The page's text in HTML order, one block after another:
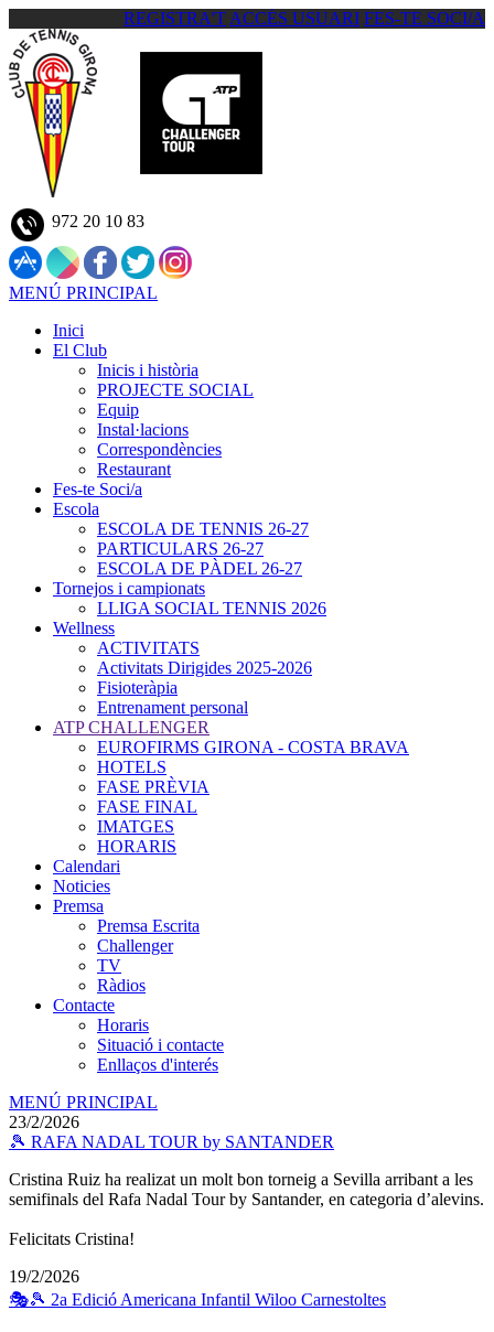
REGISTRA'T ACCÉS USUARI FES-TE SOCI/A
972 20 10 83
MENÚ PRINCIPAL
Inici
El Club
Inicis i història
PROJECTE SOCIAL
Equip
Instal·lacions
Correspondències
Restaurant
Fes-te Soci/a
Escola
ESCOLA DE TENNIS 26-27
PARTICULARS 26-27
ESCOLA DE PÀDEL 26-27
Tornejos i campionats
LLIGA SOCIAL TENNIS 2026
Wellness
ACTIVITATS
Activitats Dirigides 2025-2026
Fisioteràpia
Entrenament personal
ATP CHALLENGER
EUROFIRMS GIRONA - COSTA BRAVA
HOTELS
FASE PRÈVIA
FASE FINAL
IMATGES
HORARIS
Calendari
Noticies
Premsa
Premsa Escrita
Challenger
TV
Ràdios
Contacte
Horaris
Situació i contacte
Enllaços d'interés
MENÚ PRINCIPAL
23/2/2026
🎾 RAFA NADAL TOUR by SANTANDER
Cristina Ruiz ha realizat un molt bon torneig a Sevilla arribant a les
semifinals del Rafa Nadal Tour by Santander, en categoria d’alevins.
Felicitats Cristina!
19/2/2026
🎭🎾 2a Edició Americana Infantil Wiloo Carnestoltes